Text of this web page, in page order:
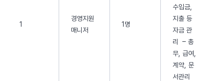
1
경영지원
매니저
1명
수입금,
지출 등
자금 관
리 – 총
무, 급여,
계약, 문
서관리